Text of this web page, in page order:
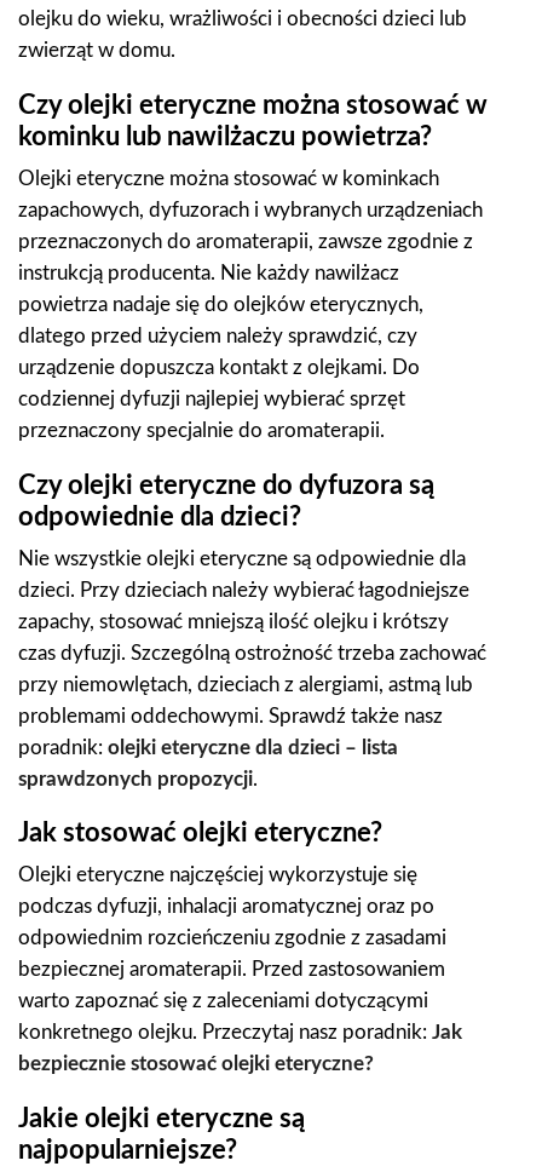
olejku do wieku, wrażliwości i obecności dzieci lub
zwierząt w domu.
Czy olejki eteryczne można stosować w
kominku lub nawilżaczu powietrza?
Olejki eteryczne można stosować w kominkach
zapachowych, dyfuzorach i wybranych urządzeniach
przeznaczonych do aromaterapii, zawsze zgodnie z
instrukcją producenta. Nie każdy nawilżacz
powietrza nadaje się do olejków eterycznych,
dlatego przed użyciem należy sprawdzić, czy
urządzenie dopuszcza kontakt z olejkami. Do
codziennej dyfuzji najlepiej wybierać sprzęt
przeznaczony specjalnie do aromaterapii.
Czy olejki eteryczne do dyfuzora są
odpowiednie dla dzieci?
Nie wszystkie olejki eteryczne są odpowiednie dla
dzieci. Przy dzieciach należy wybierać łagodniejsze
zapachy, stosować mniejszą ilość olejku i krótszy
czas dyfuzji. Szczególną ostrożność trzeba zachować
przy niemowlętach, dzieciach z alergiami, astmą lub
problemami oddechowymi. Sprawdź także nasz
poradnik: olejki eteryczne dla dzieci – lista
sprawdzonych propozycji.
Jak stosować olejki eteryczne?
Olejki eteryczne najczęściej wykorzystuje się
podczas dyfuzji, inhalacji aromatycznej oraz po
odpowiednim rozcieńczeniu zgodnie z zasadami
bezpiecznej aromaterapii. Przed zastosowaniem
warto zapoznać się z zaleceniami dotyczącymi
konkretnego olejku. Przeczytaj nasz poradnik: Jak
bezpiecznie stosować olejki eteryczne?
Jakie olejki eteryczne są
najpopularniejsze?